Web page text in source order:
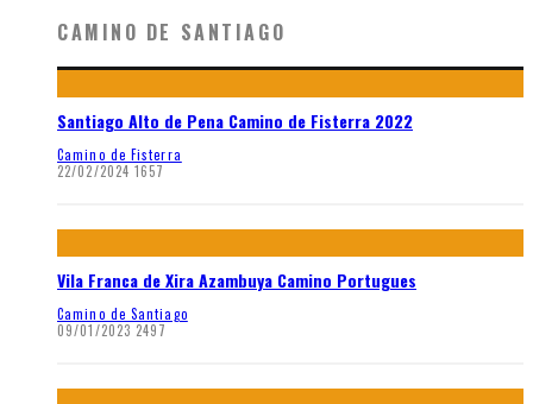
CAMINO DE SANTIAGO
Santiago Alto de Pena Camino de Fisterra 2022
Camino de Fisterra
22/02/2024 1657
Vila Franca de Xira Azambuya Camino Portugues
Camino de Santiago
09/01/2023 2497